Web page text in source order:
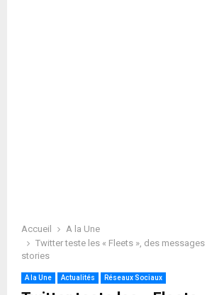
Accueil
A la Une
Twitter teste les « Fleets », des
stories
A la Une Actualités Réseaux Sociaux